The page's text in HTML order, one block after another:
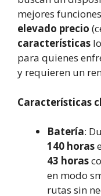
mejores
elevado precio
características
para quienes
y requieren un
Características
Batería:
140 horas
43 horas
en modo
rutas sin